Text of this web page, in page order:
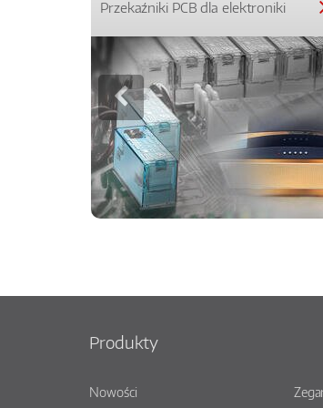
Przekaźniki PCB dla elektroniki
Produkty
Nowości